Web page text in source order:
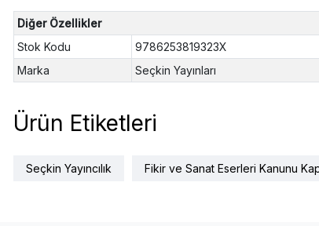
Diğer Özellikler
Stok Kodu
9786253819323X
Marka
Seçkin Yayınları
Ürün Etiketleri
Seçkin Yayıncılık Fikir ve Sanat Eserleri Kanunu